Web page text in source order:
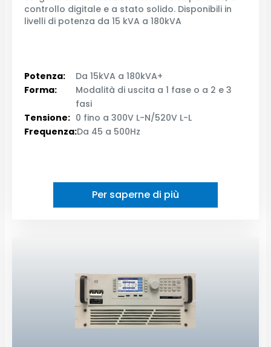
controllo digitale e a stato solido. Disponibili in
livelli di potenza da 15 kVA a 180kVA
Potenza:
Da 15kVA a 180kVA+
Forma:
Modalità di uscita a 1 fase o a 2 e 3
fasi
Tensione: 0 fino a 300V L-N/520V L-L
Frequenza:Da 45 a 500Hz
Per saperne di più